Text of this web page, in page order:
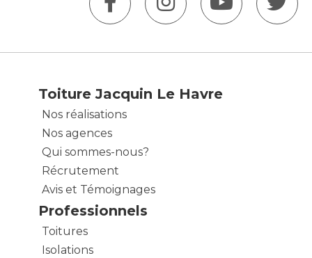
Toiture Jacquin Le Havre
Nos réalisations
Nos agences
Qui sommes-nous?
Récrutement
Avis et Témoignages
Professionnels
Toitures
Isolations